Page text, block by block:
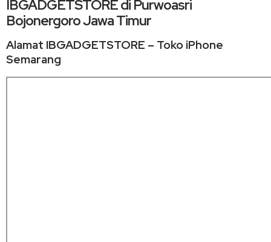
IBGADGETSTORE di Purwoasri
Bojonergoro Jawa Timur
Alamat IBGADGETSTORE – Toko iPhone
Semarang